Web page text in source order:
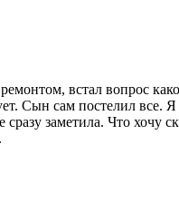
ремонтом, встал вопрос
Сын сам постелил
сразу заметила. Что хочу